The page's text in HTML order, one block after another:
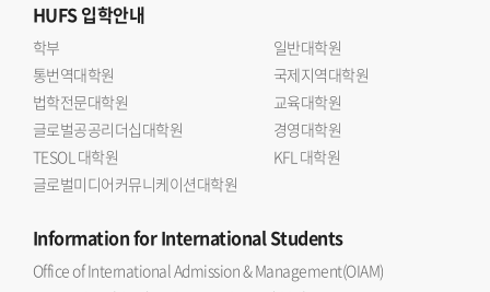
HUFS입학안내
학부
일반대학원
통번역대학원
국제지역대학원
법학전문대학원
교육대학원
글로벌공공리더십대학원
경영대학원
TESOL 대학원
KFL 대학원
글로벌미디어커뮤니케이션대학원
Informationfor International Students
Office of International Admission & Management(OIAM)